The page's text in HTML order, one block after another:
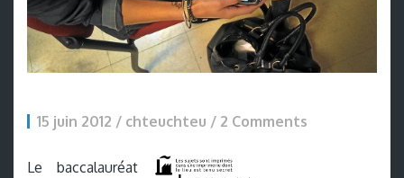
15 juin 2012 / chteuchteu / 2 Comments
Le baccalauréat